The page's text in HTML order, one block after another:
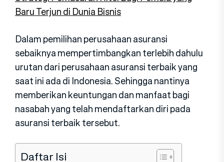
Baru Terjun di Dunia Bisnis
Dalam pemilihan perusahaan asuransi
sebaiknya mempertimbangkan terlebih dahulu
urutan dari perusahaan asuransi terbaik yang
saat ini ada di Indonesia. Sehingga nantinya
memberikan keuntungan dan manfaat bagi
nasabah yang telah mendaftarkan diri pada
asuransi terbaik tersebut.
Daftar Isi